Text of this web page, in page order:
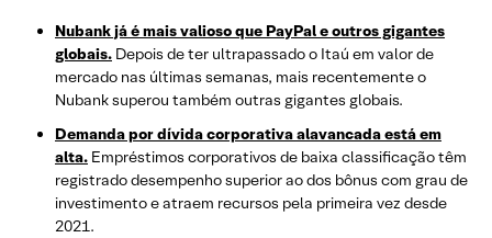
Nubank já é mais valioso que PayPal e outros gigantes
globais. Depois de ter ultrapassado o Itaú em valor de
mercado nas últimas semanas, mais recentemente o
Nubank superou também outras gigantes globais.
Demanda por dívida corporativa alavancada está em
alta. Empréstimos corporativos de baixa classificação têm
registrado desempenho superior ao dos bônus com grau de
investimento e atraem recursos pela primeira vez desde
2021.